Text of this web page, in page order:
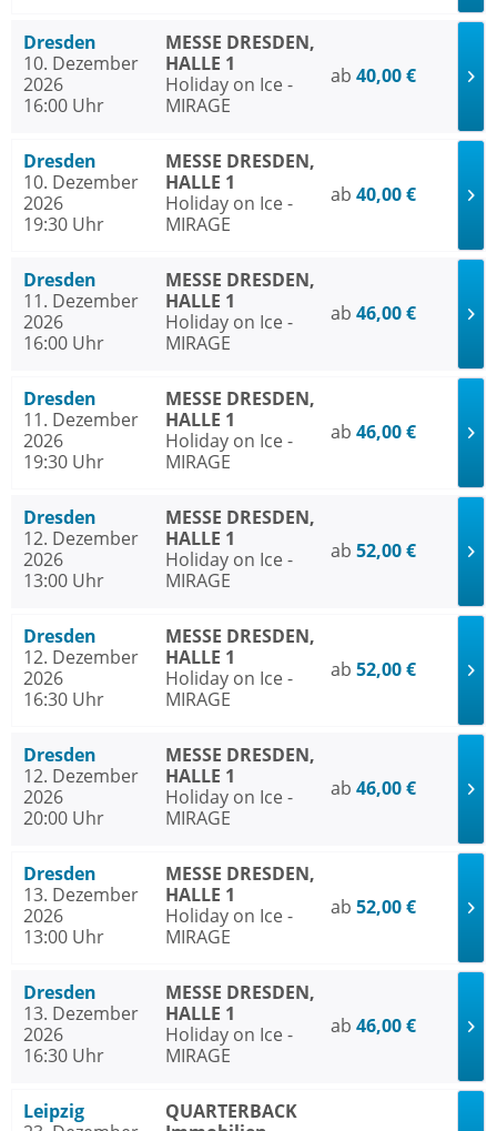
Dresden
10. Dezember
2026
16:00 Uhr
MESSE DRESDEN,
HALLE 1
Holiday on Ice -
MIRAGE
ab 40,00 €
Dresden
10. Dezember
2026
19:30 Uhr
MESSE DRESDEN,
HALLE 1
Holiday on Ice -
MIRAGE
ab 40,00 €
Dresden
11. Dezember
2026
16:00 Uhr
MESSE DRESDEN,
HALLE 1
Holiday on Ice -
MIRAGE
ab 46,00 €
Dresden
11. Dezember
2026
19:30 Uhr
MESSE DRESDEN,
HALLE 1
Holiday on Ice -
MIRAGE
ab 46,00 €
Dresden
12. Dezember
2026
13:00 Uhr
MESSE DRESDEN,
HALLE 1
Holiday on Ice -
MIRAGE
ab 52,00 €
Dresden
12. Dezember
2026
16:30 Uhr
MESSE DRESDEN,
HALLE 1
Holiday on Ice -
MIRAGE
ab 52,00 €
Dresden
12. Dezember
2026
20:00 Uhr
MESSE DRESDEN,
HALLE 1
Holiday on Ice -
MIRAGE
ab 46,00 €
Dresden
13. Dezember
2026
13:00 Uhr
MESSE DRESDEN,
HALLE 1
Holiday on Ice -
MIRAGE
ab 52,00 €
Dresden
13. Dezember
2026
16:30 Uhr
MESSE DRESDEN,
HALLE 1
Holiday on Ice -
MIRAGE
ab 46,00 €
Leipzig
QUARTERBACK